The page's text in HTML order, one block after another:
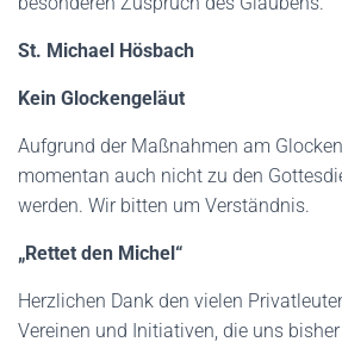
St. Michael Hösbach
Kein Glockengeläut
Aufgrund der Maßnahmen am
momentan auch nicht zu den
werden. Wir bitten um Verständnis.
„Rettet den Michel“
Herzlichen Dank den vielen
Vereinen und Initiativen, die uns